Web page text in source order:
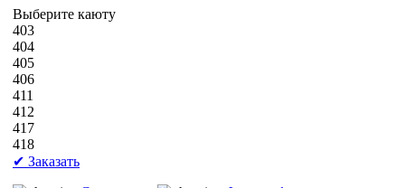
Выберите каюту
403
404
405
406
411
412
417
418
✔ Заказать